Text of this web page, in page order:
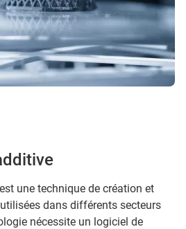
une technique de création et
dans différents secteurs
nécessite un logiciel de